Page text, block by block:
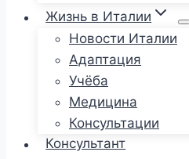
Жизнь в Италии
Новости Италии
Адаптация
Учёба
Медицина
Консультации
Консультант